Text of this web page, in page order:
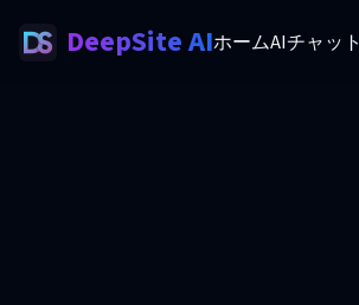
DeepSite AIホームAIチャット